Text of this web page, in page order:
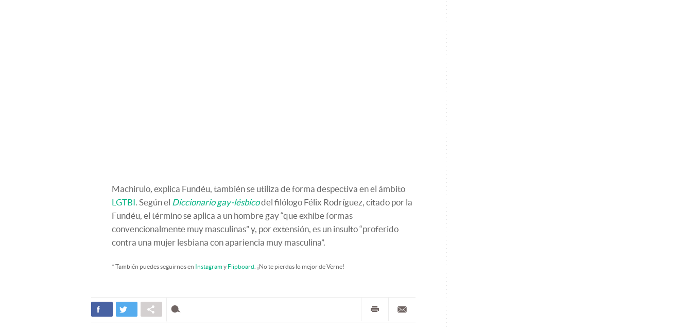
Machirulo, explica Fundéu, también se utiliza de forma despectiva en el ámbito
LGTBI. Según el Diccionario gay-lésbicodel filólogo Félix Rodríguez, citado por la
Fundéu, el término se aplica a un hombre gay “que exhibe formas
convencionalmente muy masculinas” y, por extensión, es un insulto “proferido
contra una mujer lesbiana con apariencia muy masculina”.
* También puedes seguirnos en Instagramy Flipboard . ¡No te pierdas lo mejor de Verne!